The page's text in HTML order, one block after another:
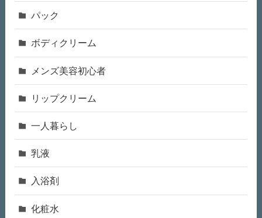
パック
ボディクリーム
メンズ美容初心者
リップクリーム
一人暮らし
乳液
入浴剤
化粧水